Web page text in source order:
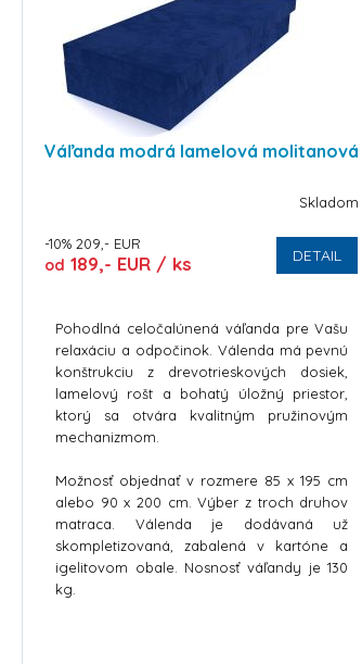
Váľanda modrá lamelová molitanová
Skladom
-10% 209,- EUR
od 189,- EUR / ks DETAIL
Pohodlná celočalúnená váľanda pre Vašu
relaxáciu a odpočinok. Válenda má pevnú
konštrukciu z drevotrieskových dosiek,
lamelový rošt a bohatý úložný priestor,
ktorý sa otvára kvalitným pružinovým
mechanizmom.
Možnosť objednať v rozmere 85 x 195 cm
alebo 90 x 200 cm. Výber z troch druhov
matraca. Válenda je dodávaná už
skompletizovaná, zabalená v kartóne a
igelitovom obale. Nosnosť váľandy je 130
kg.